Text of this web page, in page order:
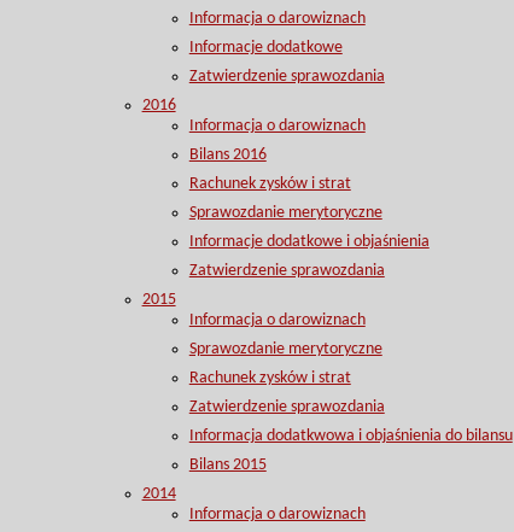
Informacja o darowiznach
Informacje dodatkowe
Zatwierdzenie sprawozdania
2016
Informacja o darowiznach
Bilans 2016
Rachunek zysków i strat
Sprawozdanie merytoryczne
Informacje dodatkowe i objaśnienia
Zatwierdzenie sprawozdania
2015
Informacja o darowiznach
Sprawozdanie merytoryczne
Rachunek zysków i strat
Zatwierdzenie sprawozdania
Informacja dodatkwowa i objaśnienia do bilansu
Bilans 2015
2014
Informacja o darowiznach